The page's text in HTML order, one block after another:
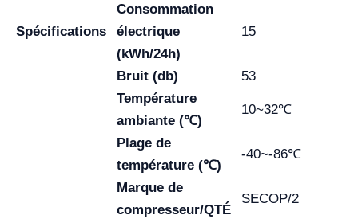
Spécifications
Consommation
électrique
(kWh/24h)
15
Bruit (db)
53
Température
ambiante (℃)
10~32℃
Plage de
température (℃)
-40~-86℃
Marque de
compresseur/QTÉ
SECOP/2